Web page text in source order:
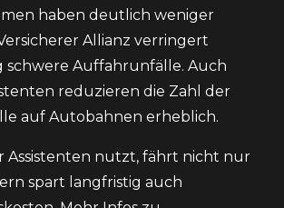
haben deutlich weniger
Allianz verringert
schwere Auffahrunfälle. Auch
reduzieren die Zahl der
auf Autobahnen erheblich.
Assistenten nutzt, fährt nicht nur
spart langfristig auch